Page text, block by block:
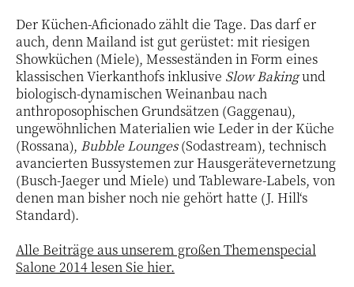
Der Küchen-Aficionado zählt die Tage. Das darf er
auch, denn Mailand ist gut gerüstet: mit riesigen
Showküchen (Miele), Messeständen in Form eines
klassischen Vierkanthofs inklusive Slow Bakingund
biologisch-dynamischen Weinanbau nach
anthroposophischen Grundsätzen (Gaggenau),
ungewöhnlichen Materialien wie Leder in der Küche
(Rossana), Bubble Lounges(Sodastream), technisch
avancierten Bussystemen zur Hausgerätevernetzung
(Busch-Jaeger und Miele) und Tableware-Labels, von
denen man bisher noch nie gehört hatte (J. Hill‘s
Standard).
Alle Beiträge aus unserem großen Themenspecial
Salone 2014 lesen Sie hier.